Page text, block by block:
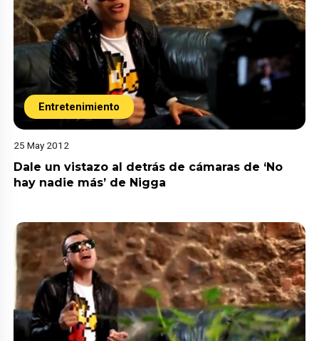
Entretenimiento
25 May 2012
Dale un vistazo al detrás de cámaras de ‘No
hay nadie más’ de Nigga